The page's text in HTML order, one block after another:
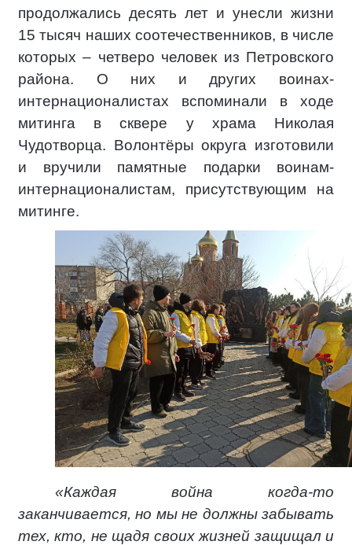
продолжались десять лет и унесли жизни
15 тысяч наших соотечественников, в числе
которых – четверо человек из Петровского
района. О них и других воинах-
интернационалистах вспоминали в ходе
митинга в сквере у храма Николая
Чудотворца. Волонтёры округа изготовили
и вручили памятные подарки воинам-
интернационалистам, присутствующим на
митинге.
«Каждая война когда-то
заканчивается, но мы не должны забывать
тех, кто, не щадя своих жизней защищал и